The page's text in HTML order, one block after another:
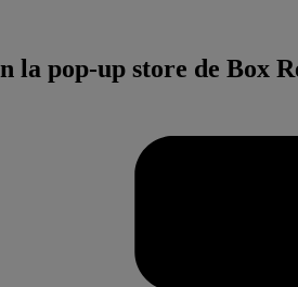
pop-up store de Box